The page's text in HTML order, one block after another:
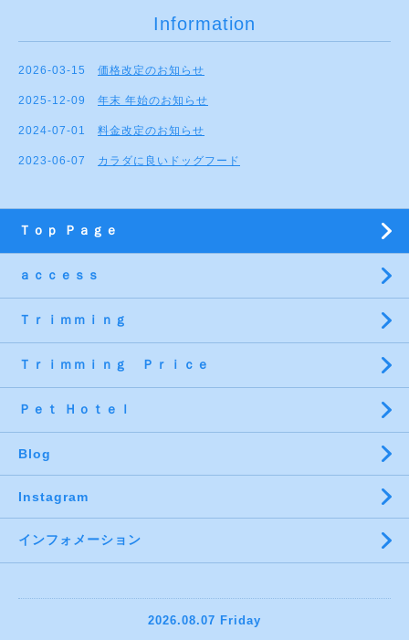
Information
2026-03-15 価格改定のお知らせ
2025-12-09 年末 年始のお知らせ
2024-07-01 料金改定のお知らせ
2023-06-07 カラダに良いドッグフード
Ｔｏｐ Ｐａｇｅ
ａｃｃｅｓｓ
Ｔｒｉｍｍｉｎｇ
Ｔｒｉｍｍｉｎｇ Ｐｒｉｃｅ
Ｐｅｔ Ｈｏｔｅｌ
Blog
Instagram
インフォメーション
2026.08.07 Friday